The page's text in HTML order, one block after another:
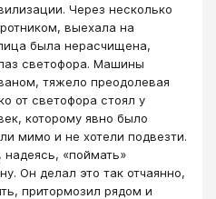
Через несколько
выехала на
была нерасчищена,
светофора. Машины
тяжело преодолевая
от светофора стоял у
которому явно было
мимо и не хотели подвезти.
надеясь, «поймать»
Он делал это так отчаянно,
притормозил рядом и